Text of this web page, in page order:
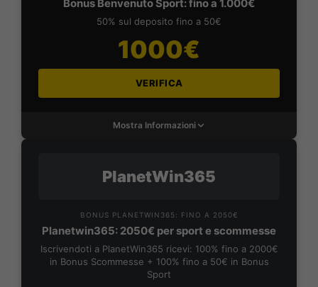
Bonus Benvenuto Sport: fino a 1.000€
50% sul deposito fino a 50€
1000€
VERIFICA
Mostra Informazioni
PlanetWin365
BONUS PLANETWIN365: FINO A 2050€
Planetwin365: 2050€ per sport e scommesse
Iscrivendoti a PlanetWin365 ricevi: 100% fino a 2000€
in Bonus Scommesse + 100% fino a 50€ in Bonus
Sport